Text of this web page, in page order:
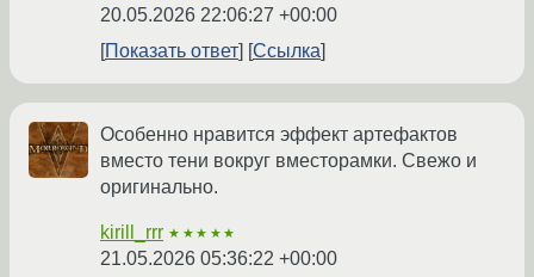
20.05.2026 22:06:27 +00:00
Показать ответ
Ссылка
Особенно нравится эффект артефактов
вместо тени вокруг вместорамки. Свежо и
оригинально.
kirill_rrr ★★★★★
21.05.2026 05:36:22 +00:00